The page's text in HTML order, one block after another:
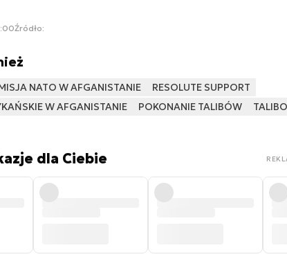
Źródło:
NATO W AFGANISTANIE
RESOLUTE SUPPORT
W AFGANISTANIE
POKONANIE TALIBÓW
dla Ciebie